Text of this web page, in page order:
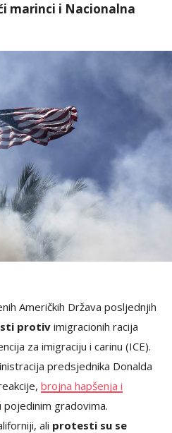
marinci i Nacionalna
Američkih Država posljednjih
protiv imigracionih racija
za imigraciju i carinu (ICE).
predsjednika Donalda
brojna hapšenja i
pojedinim gradovima.
ali protesti su se